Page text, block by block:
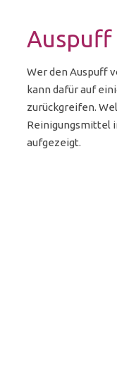
Wer den Auspuff
kann dafür auf
zurückgreifen.
Reinigungsmittel
aufgezeigt.